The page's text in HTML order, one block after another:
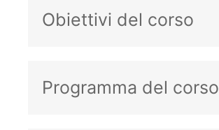
Obiettivi del corso
Programma del corso